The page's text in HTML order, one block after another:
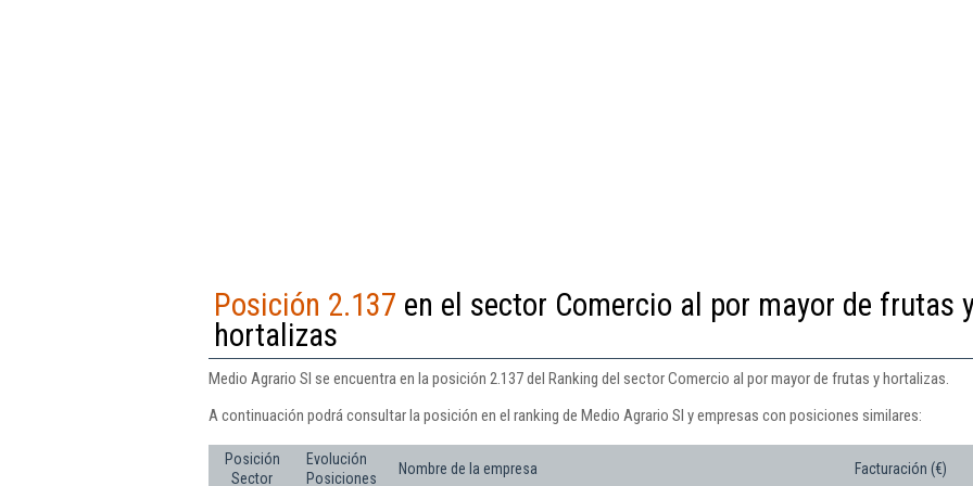
Posición 2.137 en el sector Comercio al por mayor de frutas
hortalizas
Medio Agrario Sl se encuentra en la posición 2.137 del Ranking del sector Comercio al por mayor de frutas y hortalizas.
A continuación podrá consultar la posición en el ranking de Medio Agrario Sl y empresas con posiciones similares:
Posición
Sector
Evolución
Posiciones
Nombre de la empresa Facturación (€)